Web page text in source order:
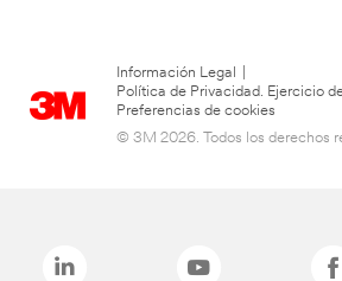
Información Legal
Política de Privacidad. Ejercicio
Preferencias de cookies
© 3M 2026. Todos los derechos